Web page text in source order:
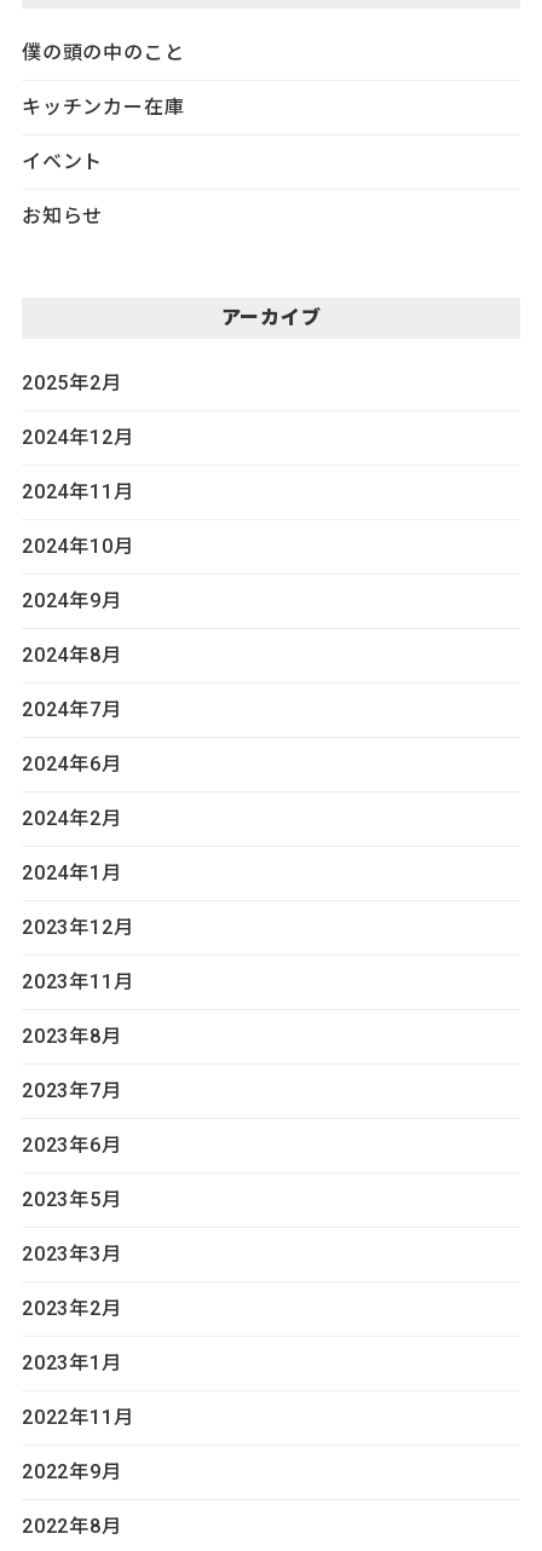
僕の頭の中のこと
キッチンカー在庫
イベント
お知らせ
アーカイブ
2025年2月
2024年12月
2024年11月
2024年10月
2024年9月
2024年8月
2024年7月
2024年6月
2024年2月
2024年1月
2023年12月
2023年11月
2023年8月
2023年7月
2023年6月
2023年5月
2023年3月
2023年2月
2023年1月
2022年11月
2022年9月
2022年8月